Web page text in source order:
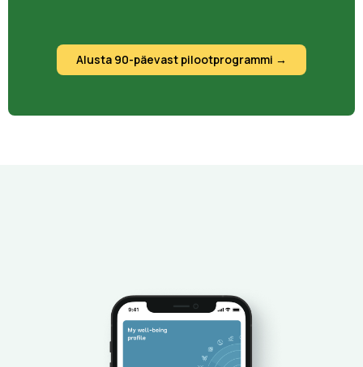
Alusta 90-päevast pilootprogrammi →